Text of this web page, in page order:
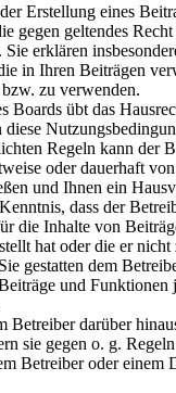
Erstellung eines
gegen geltendes
erklären
in Ihren Beiträgen
zu verwenden.
Boards übt das
diese
Regeln kann der
oder dauerhaft
und Ihnen ein
dass der
die Inhalte von
hat oder die er
gestatten dem
und Funktionen
Betreiber darüber
sie gegen o. g.
Betreiber oder einem